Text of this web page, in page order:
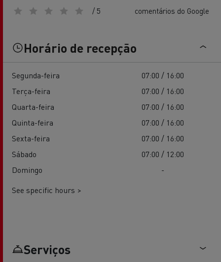
/ 5 comentários do Google
Horário de recepção
Segunda-feira
07:00 / 16:00
Terça-feira
07:00 / 16:00
Quarta-feira
07:00 / 16:00
Quinta-feira
07:00 / 16:00
Sexta-feira
07:00 / 16:00
Sábado
07:00 / 12:00
Domingo
-
See specific hours >
Serviços